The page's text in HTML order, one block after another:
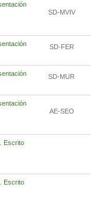
SD-MVIV
SD-FER
SD-MUR
AE-SEO
Escrito
Escrito